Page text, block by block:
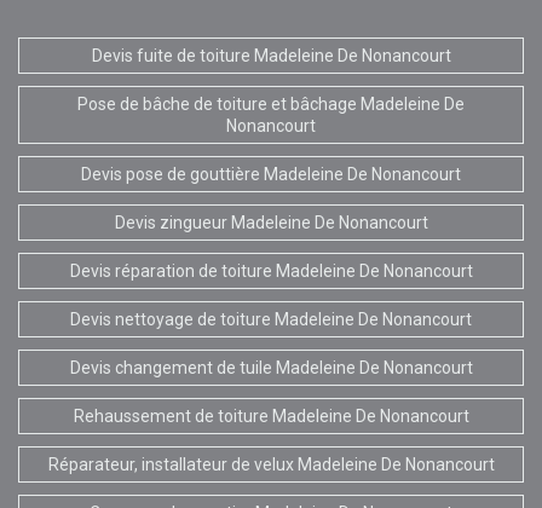
Devis fuite de toiture Madeleine De Nonancourt
Pose de bâche de toiture et bâchage Madeleine De
Nonancourt
Devis pose de gouttière Madeleine De Nonancourt
Devis zingueur Madeleine De Nonancourt
Devis réparation de toiture Madeleine De Nonancourt
Devis nettoyage de toiture Madeleine De Nonancourt
Devis changement de tuile Madeleine De Nonancourt
Rehaussement de toiture Madeleine De Nonancourt
Réparateur, installateur de velux Madeleine De Nonancourt